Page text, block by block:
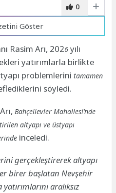
0
Göster
Rasim Arı, 2026 yılı
yatırımlarla birlikte
problemlerinitamamen
söyledi.
Bahçelievler Mahallesi’nde
altyapı ve üstyapı
inceledi.
gerçekleştirerek altyapı
birer başlatan Nevşehir
aralıksız